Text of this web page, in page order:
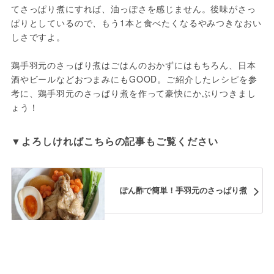
てさっぱり煮にすれば、油っぽさを感じません。後味がさっ
ぱりとしているので、もう1本と食べたくなるやみつきなおい
しさですよ。
鶏手羽元のさっぱり煮はごはんのおかずにはもちろん、日本
酒やビールなどおつまみにもGOOD。ご紹介したレシピを参
考に、鶏手羽元のさっぱり煮を作って豪快にかぶりつきまし
ょう！
ぽん酢で簡単！手羽元のさっぱり煮